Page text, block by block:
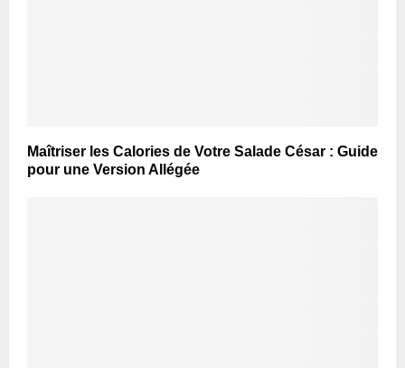
Maîtriser les Calories de Votre Salade César : Guide
pour une Version Allégée